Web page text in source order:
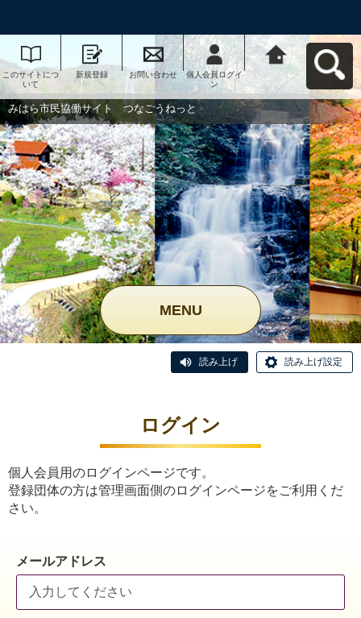
このサイトにつ
いて
新規登録 お問い合わせ
個人会員ログイ
ン
みはら市民協働
サイト つなご
うねっとへ戻る
みはら市民協働サイト つなごうねっと
MENU
読み上げ 読み上げ設定
ログイン
個人会員用のログインページです。
登録団体の方は管理画面側のログインページをご利用くだ
さい。
メールアドレス